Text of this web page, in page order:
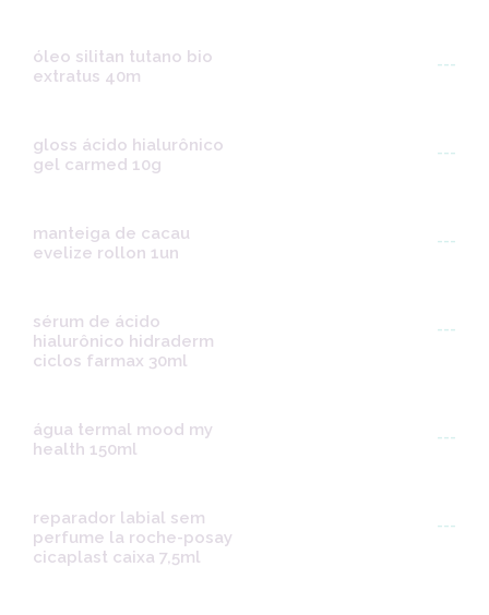
óleo silitan tutano bio
extratus 40m
---
gloss ácido hialurônico
gel carmed 10g
---
manteiga de cacau
evelize rollon 1un
---
sérum de ácido
hialurônico hidraderm
ciclos farmax 30ml
---
água termal mood my
health 150ml
---
reparador labial sem
perfume la roche-posay
cicaplast caixa 7,5ml
---